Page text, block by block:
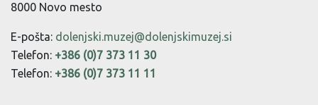
8000 Novo mesto
E-pošta: dolenjski.muzej@dolenjskimuzej.si
Telefon: +386 (0)7 373 11 30
Telefon: +386 (0)7 373 11 11